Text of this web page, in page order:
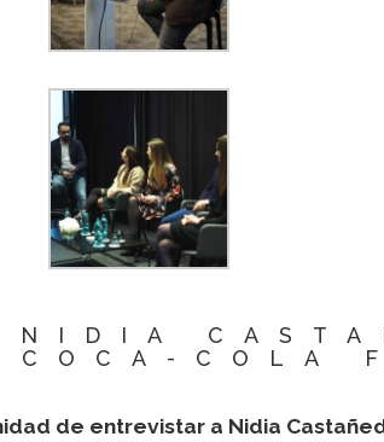
NIDIA
COCA-COLA
de entrevistar a Nidia